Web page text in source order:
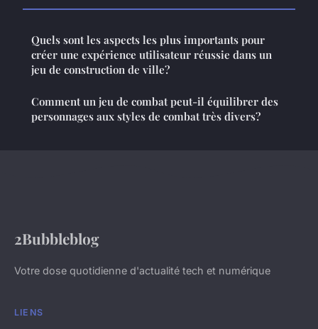
Quels sont les aspects les plus importants pour
créer une expérience utilisateur réussie dans un
jeu de construction de ville?
Comment un jeu de combat peut-il équilibrer des
personnages aux styles de combat très divers?
2Bubbleblog
Votre dose quotidienne d'actualité tech et numérique
LIENS